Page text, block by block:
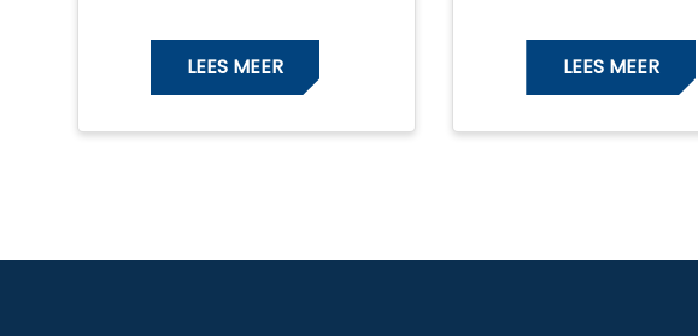
LEES MEER LEES MEER